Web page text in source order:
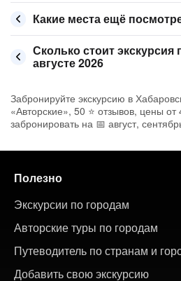
Какие места ещё
Сколько стоит экскурсия
августе 2026
Забронируйте экскурсию в
«Авторские», 50 ⭐ отзывов, цены
забронировать на 📅 август,
Полезно
Экскурсии по городам
Авторские туры по городам
Путеводитель по странам и
Добавить свою экскурсию